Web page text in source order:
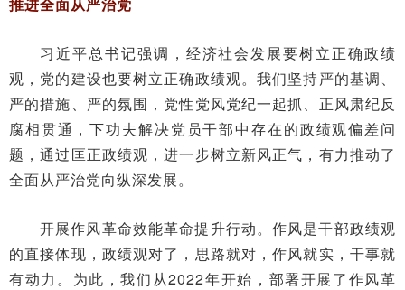
习近平总书记强调，经济社会发展要树立正确政绩
观，党的建设也要树立正确政绩观。我们坚持严的基调、
严的措施、严的氛围，党性党风党纪一起抓、正风肃纪反
腐相贯通，下功夫解决党员干部中存在的政绩观偏差问
题，通过匡正政绩观，进一步树立新风正气，有力推动了
全面从严治党向纵深发展。
开展作风革命效能革命提升行动。作风是干部政绩观
的直接体现，政绩观对了，思路就对，作风就实，干事就
有动力。为此，我们从2022年开始，部署开展了作风革